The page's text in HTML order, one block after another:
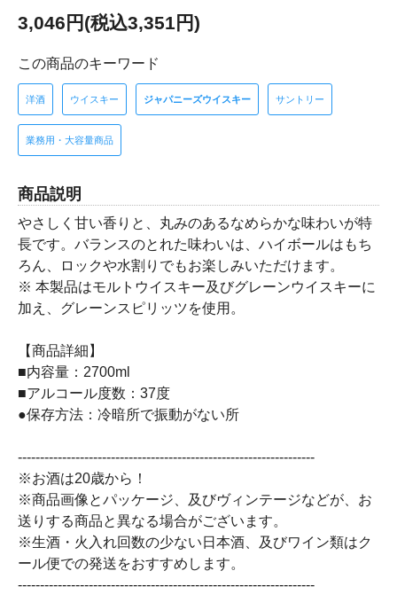
3,046円(税込3,351円)
この商品のキーワード
洋酒 ウイスキー ジャパニーズウイスキー サントリー
業務用・大容量商品
商品説明
やさしく甘い香りと、丸みのあるなめらかな味わいが特
長です。バランスのとれた味わいは、ハイボールはもち
ろん、ロックや水割りでもお楽しみいただけます。
※ 本製品はモルトウイスキー及びグレーンウイスキーに
加え、グレーンスピリッツを使用。
【商品詳細】
■内容量：2700ml
■アルコール度数：37度
●保存方法：冷暗所で振動がない所
-------------------------------------------------------------------
※お酒は20歳から！
※商品画像とパッケージ、及びヴィンテージなどが、お
送りする商品と異なる場合がございます。
※生酒・火入れ回数の少ない日本酒、及びワイン類はク
ール便での発送をおすすめします。
-------------------------------------------------------------------